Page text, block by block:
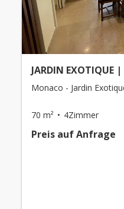
JARDIN EXOTIQUE
Monaco - Jardin
70 m² 4Zimmer
Preis auf Anfrage